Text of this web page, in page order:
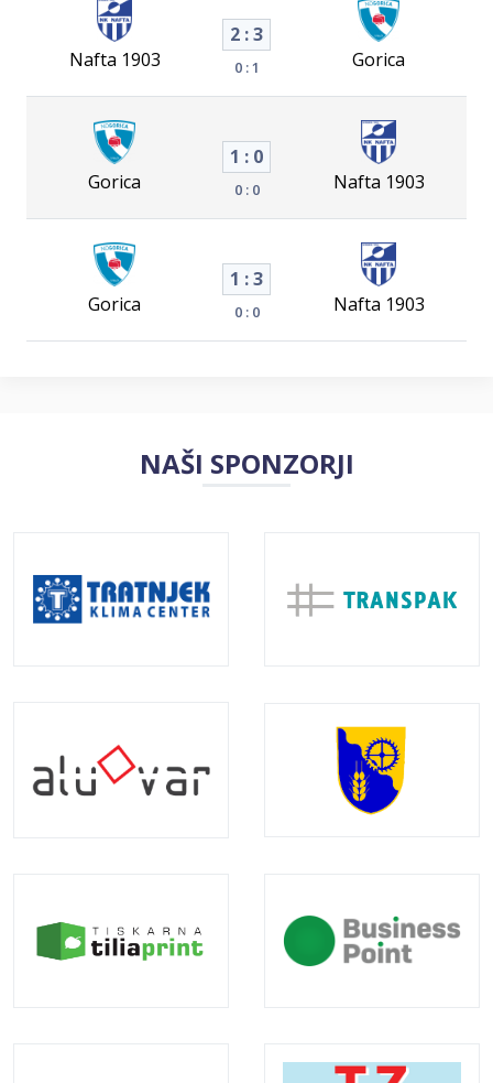
Nafta 1903
2 : 3
0 : 1 Gorica
Gorica
1 : 0
0 : 0 Nafta 1903
Gorica
1 : 3
0 : 0 Nafta 1903
NAŠI SPONZORJI